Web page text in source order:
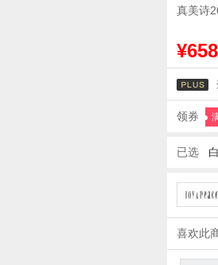
真美诗
¥658
领券
已选
喜欢此